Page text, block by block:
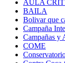
AULA
BAILA
Bolivar que
Campaña
Campañas y
COME